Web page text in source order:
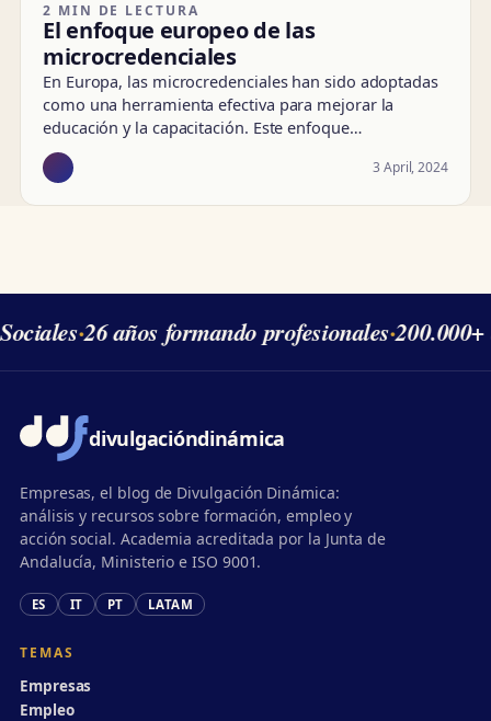
2 MIN DE LECTURA
El enfoque europeo de las
microcredenciales
En Europa, las microcredenciales han sido adoptadas
como una herramienta efectiva para mejorar la
educación y la capacitación. Este enfoque…
3 April, 2024
·26 años formando profesionales·200.000+
divulgacióndinámica
Empresas, el blog de Divulgación Dinámica:
análisis y recursos sobre formación, empleo y
acción social. Academia acreditada por la Junta de
Andalucía, Ministerio e ISO 9001.
ES IT PT LATAM
TEMAS
Empresas
Empleo